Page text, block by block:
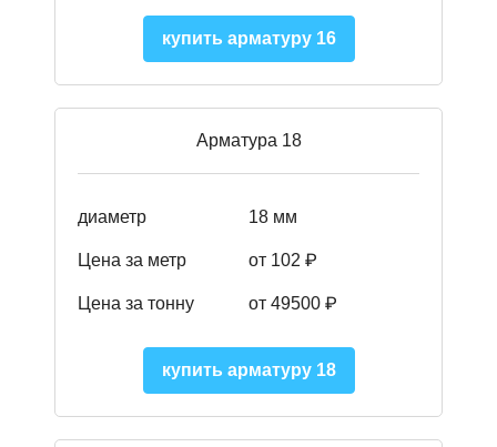
купить арматуру 16
Арматура 18
диаметр 18 мм
Цена за метр от 102 ₽
Цена за тонну от 49500 ₽
купить арматуру 18